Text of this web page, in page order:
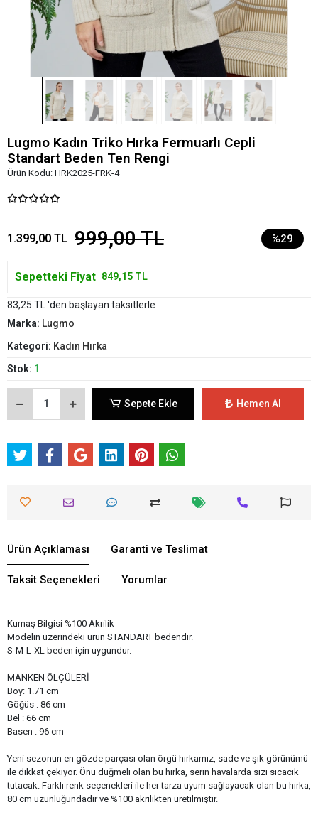
Lugmo Kadın Triko Hırka Fermuarlı Cepli
Standart Beden Ten Rengi
Ürün Kodu: HRK2025-FRK-4
1.399,00 TL 999,00 TL %29
Sepetteki Fiyat 849,15 TL
83,25 TL 'den başlayan taksitlerle
Marka: Lugmo
Kategori: Kadın Hırka
Stok: 1
Sepete Ekle Hemen Al
Ürün Açıklaması Garanti ve Teslimat
Taksit Seçenekleri Yorumlar
Kumaş Bilgisi %100 Akrilik
Modelin üzerindeki ürün STANDART bedendir.​
S-M-L-XL beden için uygundur.
MANKEN ÖLÇÜLERİ
Boy: 1.71 cm
Göğüs : 86 cm
Bel : 66 cm
Basen : 96 cm
Yeni sezonun en gözde parçası olan örgü hırkamız, sade ve şık görünümü
ile dikkat çekiyor. Önü düğmeli olan bu hırka, serin havalarda sizi sıcacık
tutacak. Farklı renk seçenekleri ile her tarza uyum sağlayacak olan bu hırka,
80 cm uzunluğundadır ve %100 akrilikten üretilmiştir.